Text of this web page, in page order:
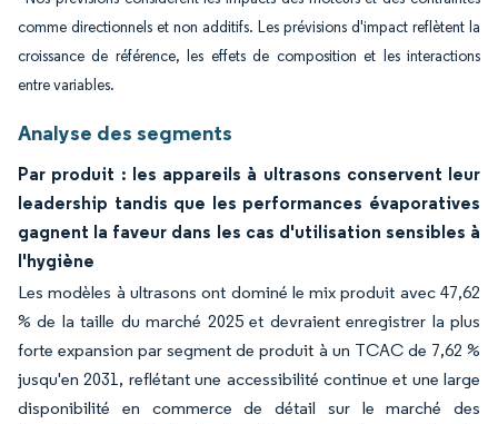
comme directionnels et non additifs. Les prévisions d'impact reflètent la
croissance de référence, les effets de composition et les interactions
entre variables.
Analyse des segments
Par produit : les appareils à ultrasons conservent leur
leadership tandis que les performances évaporatives
gagnent la faveur dans les cas d'utilisation sensibles à
l'hygiène
Les modèles à ultrasons ont dominé le mix produit avec 47,62
% de la taille du marché 2025 et devraient enregistrer la plus
forte expansion par segment de produit à un TCAC de 7,62 %
jusqu'en 2031, reflétant une accessibilité continue et une large
disponibilité en commerce de détail sur le marché des